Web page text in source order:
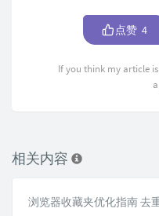
点赞 4
If you think my article
相关内容
浏览器收藏夹优化指南 去